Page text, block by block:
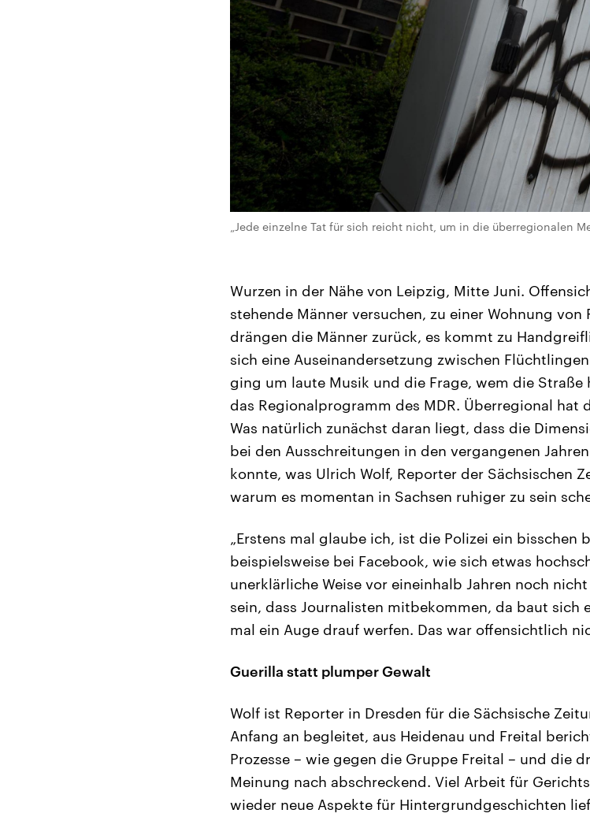
„Jede einzelne Tat für sich reicht nicht, um in die überregionalen
Wurzen in der Nähe von Leipzig, Mitte Juni.
stehende Männer versuchen, zu einer Wohnung
drängen die Männer zurück, es kommt zu
sich eine Auseinandersetzung zwischen
ging um laute Musik und die Frage, wem die
das Regionalprogramm des MDR. Überregional hat
Was natürlich zunächst daran liegt, dass die
bei den Ausschreitungen in den vergangenen
konnte, was Ulrich Wolf, Reporter der Sächsischen
warum es momentan in Sachsen ruhiger zu sein
„Erstens mal glaube ich, ist die Polizei ein bisschen
beispielsweise bei Facebook, wie sich etwas
unerklärliche Weise vor eineinhalb Jahren noch
sein, dass Journalisten mitbekommen, da baut sich
mal ein Auge drauf werfen. Das war offensichtlich
Guerilla statt plumper Gewalt
Wolf ist Reporter in Dresden für die Sächsische
Anfang an begleitet, aus Heidenau und Freital
Prozesse – wie gegen die Gruppe Freital – und die
Meinung nach abschreckend. Viel Arbeit für
wieder neue Aspekte für Hintergrundgeschichten